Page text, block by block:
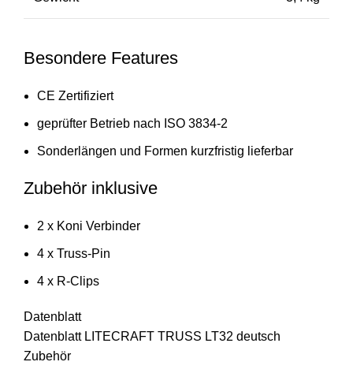
Besondere Features
CE Zertifiziert
geprüfter Betrieb nach ISO 3834-2
Sonderlängen und Formen kurzfristig lieferbar
Zubehör inklusive
2 x Koni Verbinder
4 x Truss-Pin
4 x R-Clips
Datenblatt
Datenblatt LITECRAFT TRUSS LT32 deutsch
Zubehör